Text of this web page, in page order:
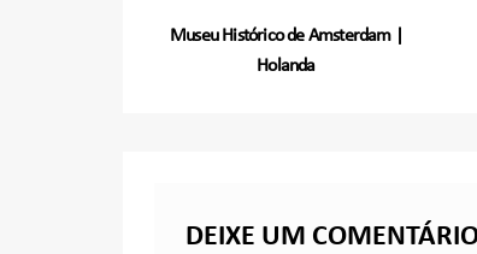
Museu Histórico de Amsterdam |
Holanda
DEIXE UM